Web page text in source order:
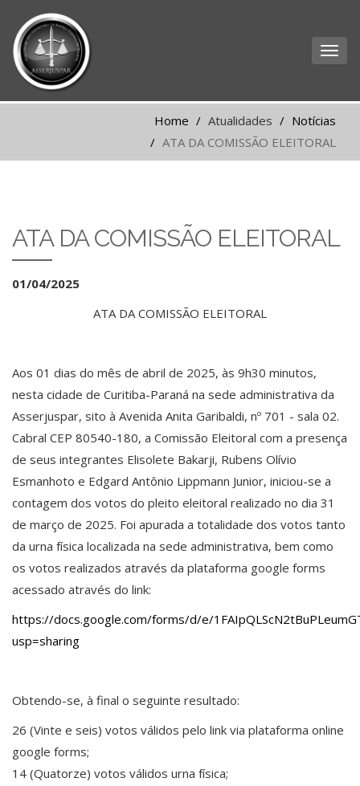
Home Atualidades
Notícias
ATA DA COMISSÃO ELEITORAL
ATA DA COMISSÃO ELEITORAL
01/04/2025
ATA DA COMISSÃO ELEITORAL
Aos 01 dias do mês de abril de 2025, às 9h30 minutos,
nesta cidade de Curitiba-Paraná na sede administrativa da
Asserjuspar, sito à Avenida Anita Garibaldi, nº 701 - sala 02.
Cabral CEP 80540-180, a Comissão Eleitoral com a presença
de seus integrantes Elisolete Bakarji, Rubens Olívio
Esmanhoto e Edgard Antônio Lippmann Junior, iniciou-se a
contagem dos votos do pleito eleitoral realizado no dia 31
de março de 2025. Foi apurada a totalidade dos votos tanto
da urna física localizada na sede administrativa, bem como
os votos realizados através da plataforma google forms
acessado através do link:
https://docs.google.com/forms/d/e/
usp=sharing
Obtendo-se, à final o seguinte resultado:
26 (Vinte e seis) votos válidos pelo link via plataforma online
google forms;
14 (Quatorze) votos válidos urna física;